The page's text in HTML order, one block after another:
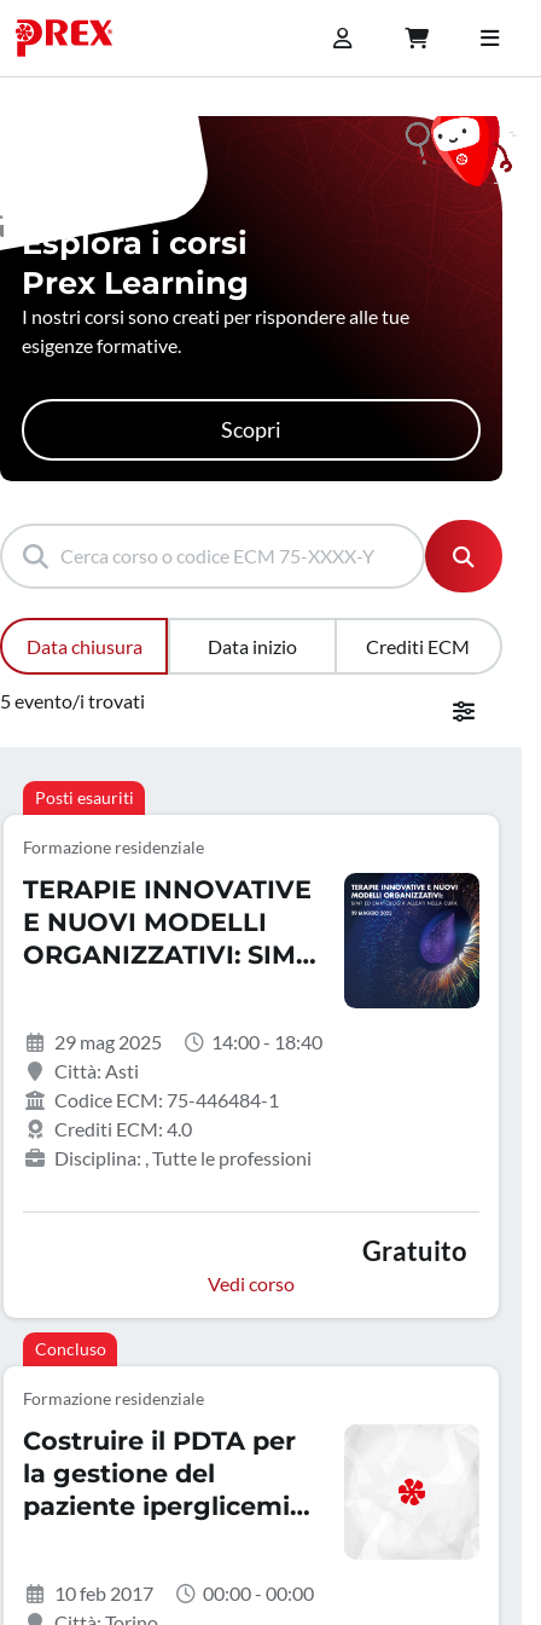
Esplora i corsi
Prex Learning
I nostri corsi sono creati per rispondere alle tue
esigenze formative.
Scopri
Data chiusura Data inizio Crediti ECM
5 evento/i trovati
Posti esauriti
Formazione residenziale
TERAPIE INNOVATIVE
E NUOVI MODELLI
ORGANIZZATIVI: SIMT
29 mag 2025
14:00 - 18:40
Città: Asti
Codice ECM: 75-446484-1
Crediti ECM: 4.0
Disciplina: , Tutte le professioni
Gratuito
Vedi corso
Concluso
Formazione residenziale
Costruire il PDTA per
la gestione del
paziente iperglicemico
10 feb 2017
00:00 - 00:00